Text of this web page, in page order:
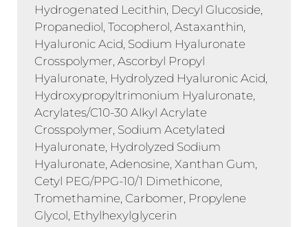
Hydrogenated Lecithin, Decyl Glucoside,
Propanediol, Tocopherol, Astaxanthin,
Hyaluronic Acid, Sodium Hyaluronate
Crosspolymer, Ascorbyl Propyl
Hyaluronate, Hydrolyzed Hyaluronic Acid,
Hydroxypropyltrimonium Hyaluronate,
Acrylates/C10-30 Alkyl Acrylate
Crosspolymer, Sodium Acetylated
Hyaluronate, Hydrolyzed Sodium
Hyaluronate, Adenosine, Xanthan Gum,
Cetyl PEG/PPG-10/1 Dimethicone,
Tromethamine, Carbomer, Propylene
Glycol, Ethylhexylglycerin